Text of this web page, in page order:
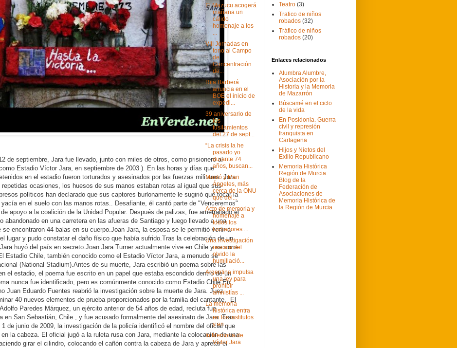
de septiembre, Jara fue llevado, junto con miles de otros, como prisionero al
Estadio Víctor Jara, en septiembre de 2003 ). En las horas y días que
en el estadio fueron torturados y asesinados por las fuerzas militares. Jara
ocasiones, los huesos de sus manos estaban rotas al igual que sus
políticos han declarado que sus captores burlonamente le sugirió que tocar la
en el suelo con las manos rotas.. Desafiante, él cantó parte de "Venceremos"
apoyo a la coalición de la Unidad Popular. Después de palizas, fue ametrallado el
abandonado en una carretera en las afueras de Santiago y luego llevado a una
se encontraron 44 balas en su cuerpo.Joan Jara, la esposa se le permitió venir a
lugar y pudo constatar el daño físico que había sufrido.Tras la celebración de un
huyó del país en secreto.Joan Jara Turner actualmente vive en Chile y se corre
Estadio Chile, también conocido como el Estadio Víctor Jara, a menudo se
(National Stadium).Antes de su muerte, Jara escribió un poema sobre las
el estadio, el poema fue escrito en un papel que estaba escondido dentro de un
nunca fue identificado, pero es comúnmente conocido como Estadio Chile.En
Juan Eduardo Fuentes reabrió la investigación sobre la muerte de Jara. Juez
40 nuevos elementos de prueba proporcionados por la familia del cantante. El
Paredes Márquez, un ejército anterior de 54 años de edad, recluta fue
en San Sebastián, Chile , y fue acusado formalmente del asesinato de Jara.Tras
1 de junio de 2009, la investigación de la policía identificó el nombre del oficial que
la cabeza. El oficial jugó a la ruleta rusa con Jara, mediante la colocación de una
girar el cilindro, colocando el cañón contra la cabeza de Jara y apretar el
El Mazucu acogerá
mañana un
cálido
homenaje a los
VIII Jornadas en
tono al Campo
de
Concentración
de...
Rita Barberá
anuncia en el
BOE el inicio de
expedi...
39 aniversario de
los
fusilamientos
del 27 de sept...
“La crisis la he
pasado yo
durante 74
años, buscan...
Mariló y Mari
Ángeles, más
cerca de la ONU
que del...
Acto de memoria y
homenaje a
todos los
luchadores ...
Una investigación
rescata del
olvido la
humillació...
Argentina impulsa
una ley para
prohibir
amnistías ...
La memoria
histórica entra
en los institutos
y en ...
In Memoria de
Víctor Jara
Teatro (3)
Trafico de niños
robados (32)
Tráfico de niños
robados (20)
Enlaces relacionados
Alumbra Alumbre,
Asociación por la
Historia y la Memoria
de Mazarrón
Búscamé en el ciclo
de la vida
En Posidonia. Guerra
civil y represión
franquista en
Cartagena
Hijos y Nietos del
Exilio Republicano
Memoria Histórica
Región de Murcia.
Blog de la
Federación de
Asociaciones de
Memoria Histórica de
la Región de Murcia